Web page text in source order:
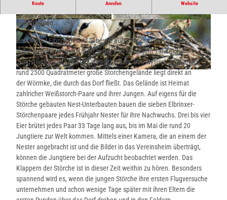
© Lügde Marketing e.V. | CC-BY-SA
© Lügde Marketing e.V. |CC-BY-SA © Lügde Marketing e.V. | CC-BY-SA
Route Anrufen Website
zuzuschauen.
Der Ortsteil Elbrinxen wird liebevoll auch Strochendorf genannt. Grund
dafür ist die Storchenstation in der jedes Frühjahr zahlreiche
Jungstörche das Licht der Welt erblicken. Das idyllisch gelegene,
rund 2500 Quadratmeter große Storchengelände liegt direkt an
der Wörmke, die durch das Dorf fließt. Das Gelände ist Heimat
zahlricher Weißstorch-Paare und ihrer Jungen. Auf eigens für die
Störche gebauten Nest-Unterbauten bauen die sieben Elbrinxer-
Störchenpaare jedes Frühjahr Nester für ihre Nachwuchs. Drei bis vier
Eier brütet jedes Paar 33 Tage lang aus, bis im Mai die rund 20
Jungtiere zur Welt kommen. Mittels einer Kamera, die an einem der
Nester angebracht ist und die Bilder in das Vereinsheim überträgt,
können die Jungtiere bei der Aufzucht beobachtet werden. Das
Klappern der Störche ist in dieser Zeit weithin zu hören. Besonders
spannend wird es, wenn die jungen Störche ihre ersten Flugversuche
unternehmen und schon wenige Tage später mit ihren Eltern die